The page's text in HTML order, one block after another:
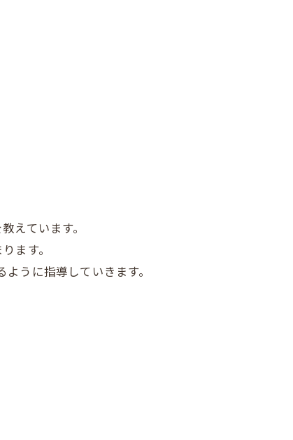
えています。
ます。
うに指導していきます。